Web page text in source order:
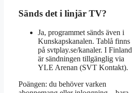
Sänds det i linjär TV?
Ja, programmet sänds även i
Kunskapskanalen. Tablå finns
på svtplay.se/kanaler. I Finland
är sändningen tillgänglig via
YLE Arenan (SVT Kontakt).
Poängen: du behöver varken